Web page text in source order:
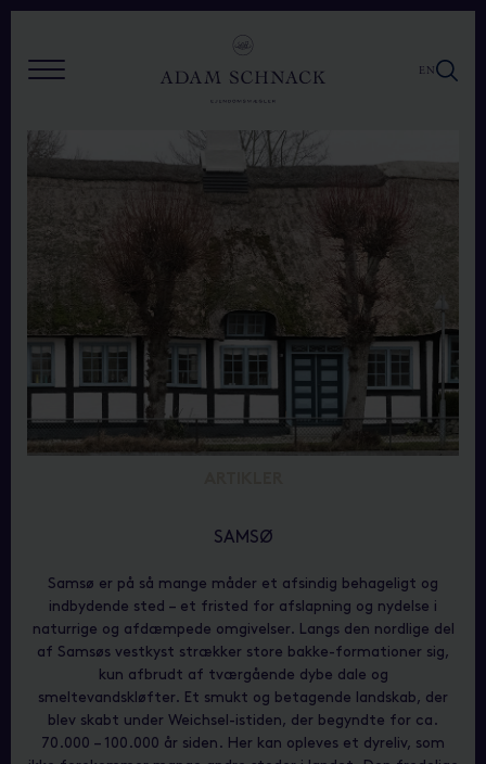
EN
SAMSØ
Samsø er på så mange måder et afsindig behageligt og
indbydende sted – et fristed for afslapning og nydelse i
naturrige og afdæmpede omgivelser. Langs den nordlige del
af Samsøs vestkyst strækker store bakke-formationer sig,
kun afbrudt af tværgående dybe dale og
smeltevandskløfter. Et smukt og betagende landskab, der
blev skabt under Weichsel-istiden, der begyndte for ca.
70.000 – 100.000 år siden. Her kan opleves et dyreliv, som